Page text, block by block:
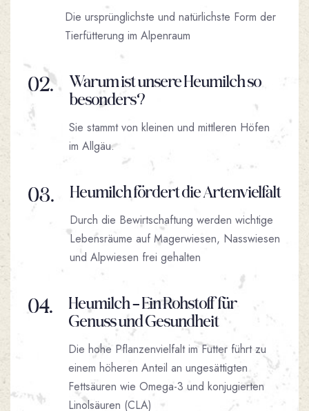
Die ursprünglichste und natürlichste Form der
Tierfütterung im Alpenraum
02.
Warum ist unsere Heumilch so
besonders?
Sie stammt von kleinen und mittleren Höfen
im Allgäu.
03. Heumilch fördert die Artenvielfalt
Durch die Bewirtschaftung werden wichtige
Lebensräume auf Magerwiesen, Nasswiesen
und Alpwiesen frei gehalten
04.
Heumilch – Ein Rohstoff für
Genuss und Gesundheit
Die hohe Pflanzenvielfalt im Futter führt zu
einem höheren Anteil an ungesättigten
Fettsäuren wie Omega-3 und konjugierten
Linolsäuren (CLA)